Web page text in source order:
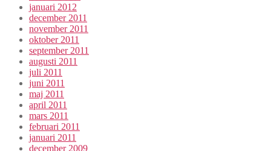
januari 2012
december 2011
november 2011
oktober 2011
september 2011
augusti 2011
juli 2011
juni 2011
maj 2011
april 2011
mars 2011
februari 2011
januari 2011
december 2009